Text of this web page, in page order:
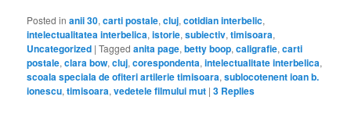
Posted in anii 30,carti postale,cluj,cotidian interbelic,
intelectualitatea interbelica,istorie,subiectiv,timisoara,
Uncategorized |Tagged anita page,betty boop,caligrafie,carti
postale,clara bow,cluj,corespondenta,intelectualitate interbelica,
scoala speciala de ofiteri artilerie timisoara,sublocotenent ioan b.
ionescu,timisoara,vedetele filmului mut |3 Replies